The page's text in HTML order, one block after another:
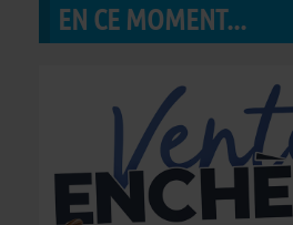
EN CE MOMENT...